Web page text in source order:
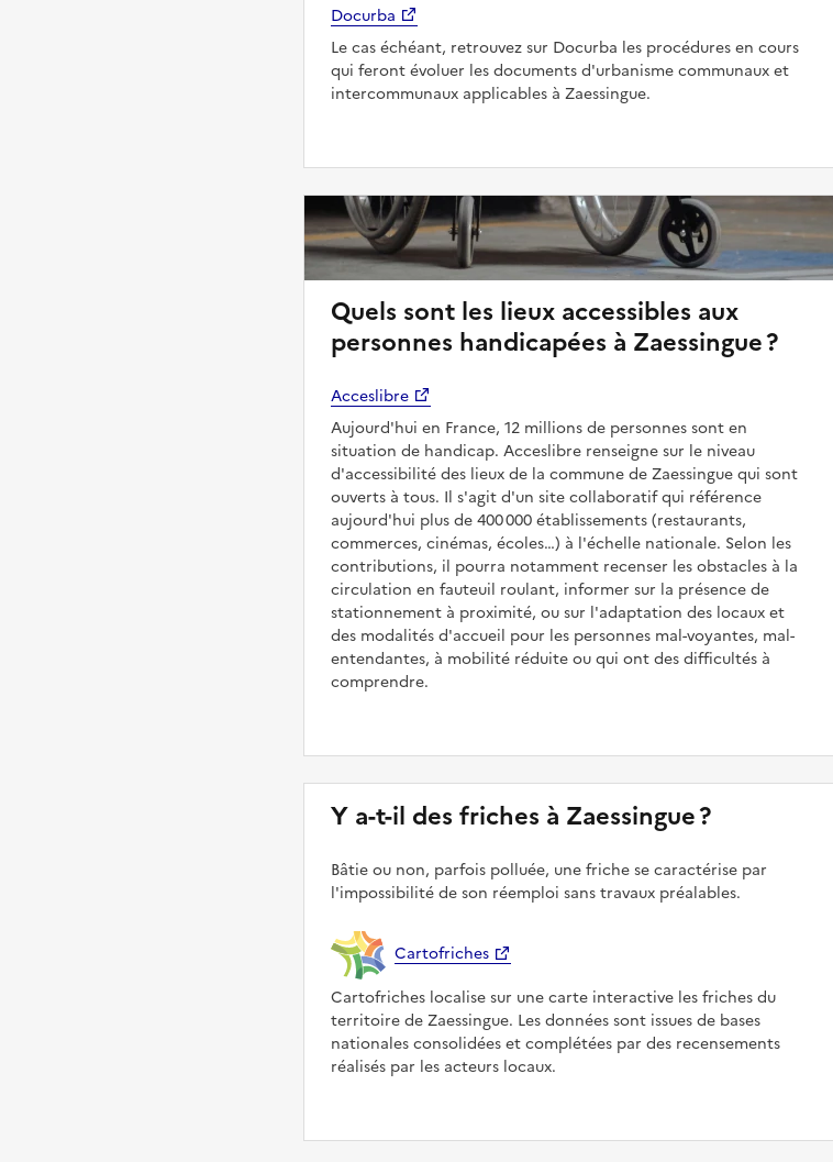
Docurba
Le cas échéant, retrouvez sur Docurba les procédures en cours
qui feront évoluer les documents d'urbanisme communaux et
intercommunaux applicables à Zaessingue.
Quels sont les lieux accessibles aux
personnes handicapées à Zaessingue ?
Acceslibre
Aujourd'hui en France, 12 millions de personnes sont en
situation de handicap. Acceslibre renseigne sur le niveau
d'accessibilité des lieux de la commune de Zaessingue qui sont
ouverts à tous. Il s'agit d'un site collaboratif qui référence
aujourd'hui plus de 400 000 établissements (restaurants,
commerces, cinémas, écoles…) à l'échelle nationale. Selon les
contributions, il pourra notamment recenser les obstacles à la
circulation en fauteuil roulant, informer sur la présence de
stationnement à proximité, ou sur l'adaptation des locaux et
des modalités d'accueil pour les personnes mal-voyantes, mal-
entendantes, à mobilité réduite ou qui ont des difficultés à
comprendre.
Y a-t-il des friches à Zaessingue ?
Bâtie ou non, parfois polluée, une friche se caractérise par
l'impossibilité de son réemploi sans travaux préalables.
Cartofriches
Cartofriches localise sur une carte interactive les friches du
territoire de Zaessingue. Les données sont issues de bases
nationales consolidées et complétées par des recensements
réalisés par les acteurs locaux.